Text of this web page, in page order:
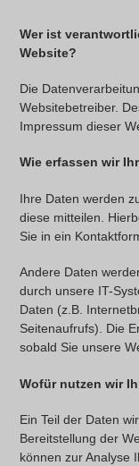
Wer ist
Website?
Die
Websitebetreiber.
Impressum dieser
Wie erfassen wir
Ihre Daten werden
diese mitteilen.
Sie in ein
Andere Daten
durch unsere IT-
Daten (z.B.
Seitenaufrufs). Die
sobald Sie unsere
Wofür nutzen wir
Ein Teil der Daten
Bereitstellung der
können zur Analyse